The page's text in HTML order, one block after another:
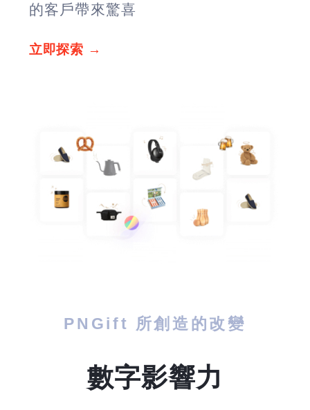
的客戶帶來驚喜
立即探索 →
PNGift 所創造的改變
數字影響力